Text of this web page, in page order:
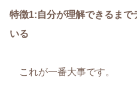
特徴1:自分が理解できるま
いる
これが一番大事です。